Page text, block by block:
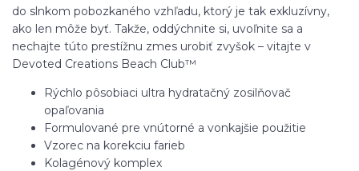
do slnkom pobozkaného vzhľadu, ktorý je tak exkluzívny,
ako len môže byť. Takže, oddýchnite si, uvoľnite sa a
nechajte túto prestížnu zmes urobiť zvyšok – vitajte v
Devoted Creations Beach Club™
Rýchlo pôsobiaci ultra hydratačný zosilňovač
opaľovania
Formulované pre vnútorné a vonkajšie použitie
Vzorec na korekciu farieb
Kolagénový komplex